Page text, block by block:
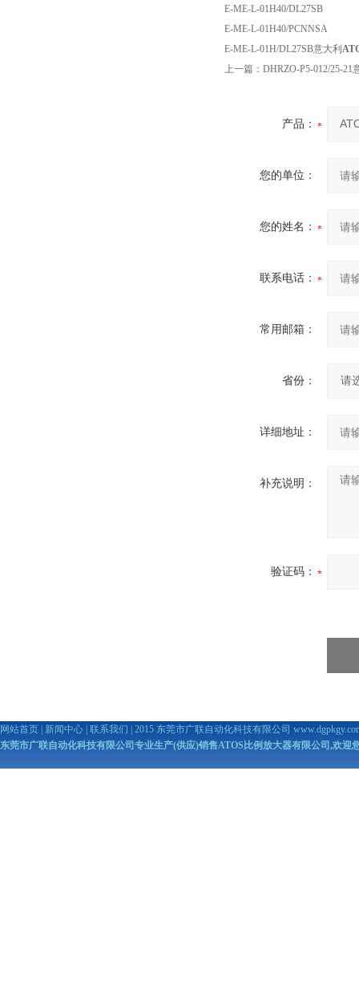
E-ME-L-01H40/DL27SB
E-ME-L-01H40/PCNNSA
E-ME-L-01H/DL27SB意大利
上一篇： DHRZO-P5-012/25-21
产品：
您的单位：
您的姓名：
联系电话：
常用邮箱：
省份：
详细地址：
补充说明：
验证码：
网站首页 新闻中心 联系我们 | 2015 东莞市广联自动化科技有限公司
东莞市广联自动化科技有限公司专业生产(供应)销售ATOS比例放大器有限公司,欢